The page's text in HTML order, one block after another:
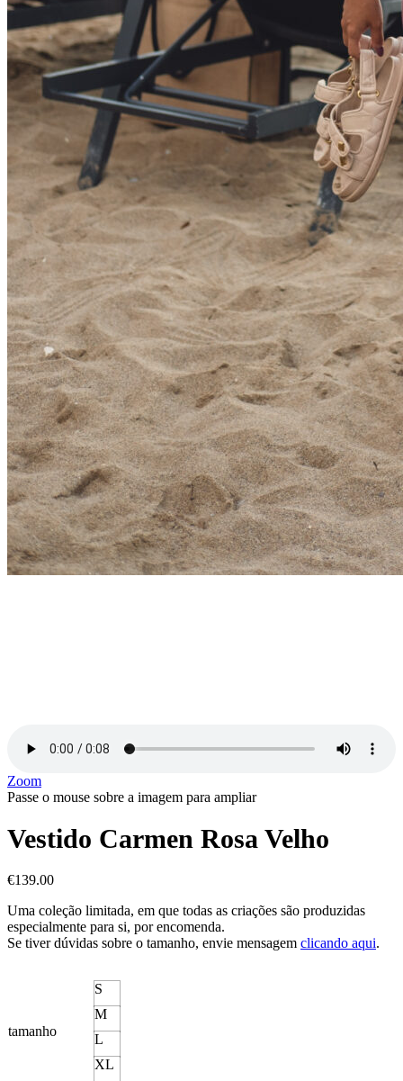
Zoom
Passe o mouse sobre a imagem para ampliar
Vestido Carmen Rosa Velho
€139.00
Uma coleção limitada, em que todas as criações são produzidas
especialmente para si, por encomenda.
Se tiver dúvidas sobre o tamanho, envie mensagem clicando aqui.
tamanho
S
M
L
XL